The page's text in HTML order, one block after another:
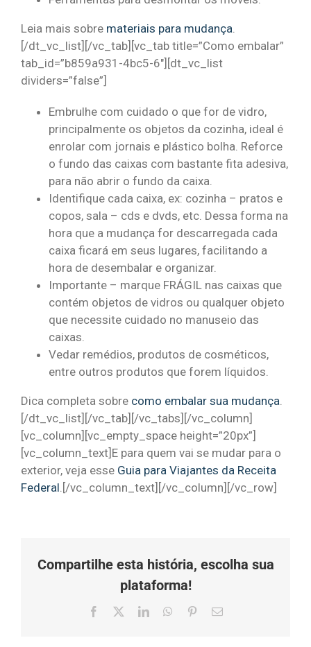
Leia mais sobre materiais para mudança.
[/dt_vc_list][/vc_tab][vc_tab title=”Como embalar”
tab_id=”b859a931-4bc5-6″][dt_vc_list
dividers=”false”]
Embrulhe com cuidado o que for de vidro,
principalmente os objetos da cozinha, ideal é
enrolar com jornais e plástico bolha. Reforce
o fundo das caixas com bastante fita adesiva,
para não abrir o fundo da caixa.
Identifique cada caixa, ex: cozinha – pratos e
copos, sala – cds e dvds, etc. Dessa forma na
hora que a mudança for descarregada cada
caixa ficará em seus lugares, facilitando a
hora de desembalar e organizar.
Importante – marque FRÁGIL nas caixas que
contém objetos de vidros ou qualquer objeto
que necessite cuidado no manuseio das
caixas.
Vedar remédios, produtos de cosméticos,
entre outros produtos que forem líquidos.
Dica completa sobre como embalar sua mudança.
[/dt_vc_list][/vc_tab][/vc_tabs][/vc_column]
[vc_column][vc_empty_space height=”20px”]
[vc_column_text]E para quem vai se mudar para o
exterior, veja esse Guia para Viajantes da Receita
Federal.[/vc_column_text][/vc_column][/vc_row]
Compartilhe esta história, escolha sua
plataforma!
Facebook LinkedInWhatsappPinterest
O